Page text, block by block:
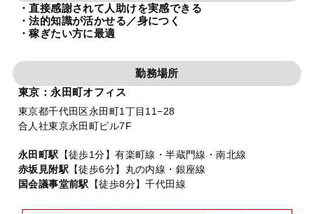
・直接感謝されて人助けを実感できる
・法的知識が活かせる／身につく
・稼ぎたい方に最適
勤務場所
東京：永田町オフィス
東京都千代田区永田町1丁目11−28
合人社東京永田町ビル7F
永田町駅 【徒歩1分】有楽町線・半蔵門線・南北線
赤坂見附駅 【徒歩6分】丸の内線・銀座線
国会議事堂前駅
【徒歩8分】千代田線
プライバシーポリシー 利用規約 内部通報
TikTok受賞